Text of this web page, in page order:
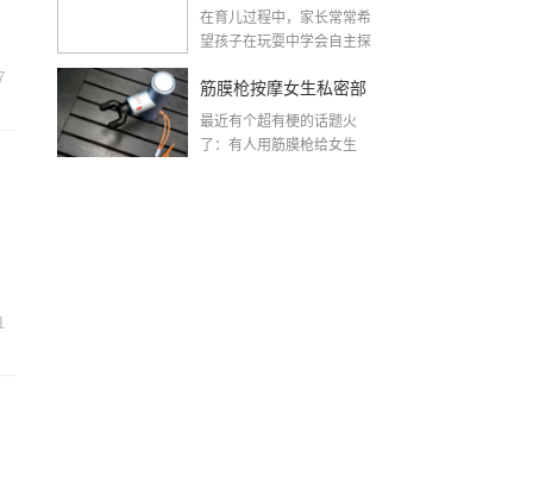
发孩子自主探索的乐趣
在育儿过程中，家长常常希
望孩子在玩耍中学会自主探
筋膜枪按摩女生私密部
位？这波操作太有创意
最近有个超有梗的话题火
了：有人用筋膜枪给女生